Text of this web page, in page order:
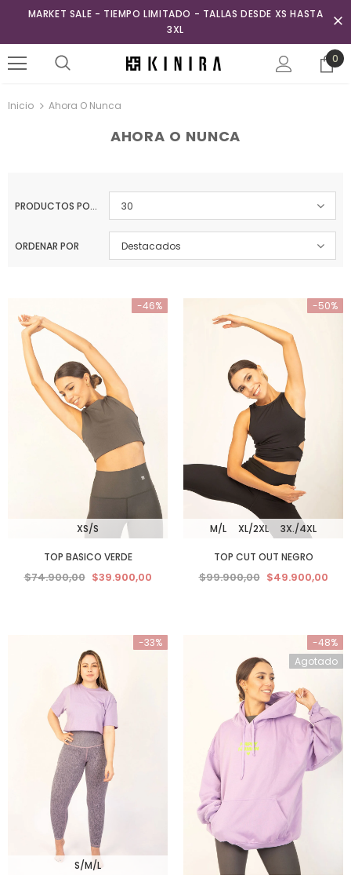
MARKET SALE - TIEMPO LIMITADO - TALLAS DESDE XS HASTA
3XL
0
Inicio Ahora O Nunca
AHORA O NUNCA
PRODUCTOS POR PÁGINA 30
ORDENAR POR Destacados
-46%
XS/S
TOP BASICO VERDE
$74.900,00 $39.900,00
-50%
M/L XL/2XL 3X./4XL
TOP CUT OUT NEGRO
$99.900,00 $49.900,00
-33%
S/M/L
-48%
Agotado